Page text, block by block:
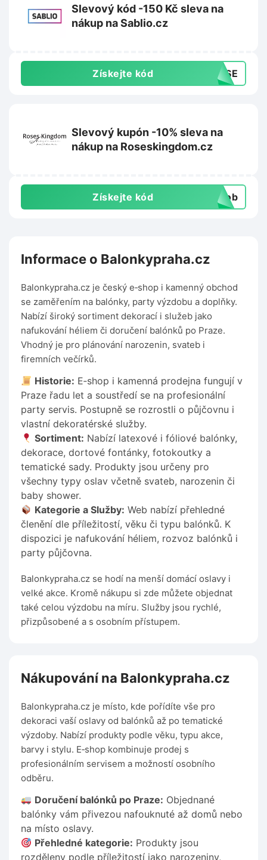
Slevový kód -150 Kč sleva na
nákup na Sablio.cz
Získejte kód 0VSE
Slevový kupón -10% sleva na
nákup na Roseskingdom.cz
Získejte kód csob
Informace o Balonkypraha.cz
Balonkypraha.cz je český e‑shop i kamenný obchod
se zaměřením na balónky, party výzdobu a doplňky.
Nabízí široký sortiment dekorací i služeb jako
nafukování héliem či doručení balónků po Praze.
Vhodný je pro plánování narozenin, svateb i
firemních večírků.
Historie: E‑shop i kamenná prodejna fungují v
Praze řadu let a soustředí se na profesionální
party servis. Postupně se rozrostli o půjčovnu i
vlastní dekoratérské služby.
Sortiment: Nabízí latexové i fóliové balónky,
dekorace, dortové fontánky, fotokoutky a
tematické sady. Produkty jsou určeny pro
všechny typy oslav včetně svateb, narozenin či
baby shower.
Kategorie a Služby: Web nabízí přehledné
členění dle příležitostí, věku či typu balónků. K
dispozici je nafukování héliem, rozvoz balónků i
party půjčovna.
Balonkypraha.cz se hodí na menší domácí oslavy i
velké akce. Kromě nákupu si zde můžete objednat
také celou výzdobu na míru. Služby jsou rychlé,
přizpůsobené a s osobním přístupem.
Nákupování na Balonkypraha.cz
Balonkypraha.cz je místo, kde pořídíte vše pro
dekoraci vaší oslavy od balónků až po tematické
výzdoby. Nabízí produkty podle věku, typu akce,
barvy i stylu. E‑shop kombinuje prodej s
profesionálním servisem a možností osobního
odběru.
Doručení balónků po Praze: Objednané
balónky vám přivezou nafouknuté až domů nebo
na místo oslavy.
Přehledné kategorie: Produkty jsou
rozděleny podle příležitostí jako narozeniny,